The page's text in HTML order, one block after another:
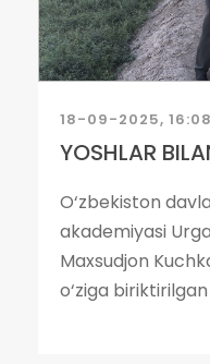
18-09-2025, 16:08
YOSHLAR
O‘zbekiston
akademiyasi
Maxsudjon
o‘ziga